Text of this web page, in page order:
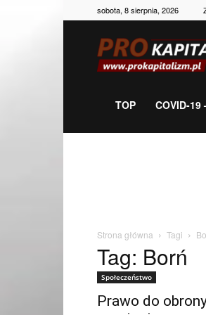
sobota, 8 sierpnia, 2026
TOP COVID-19
Strona główna Tagi
Tag: Borń
Społeczeństwo
Prawo do